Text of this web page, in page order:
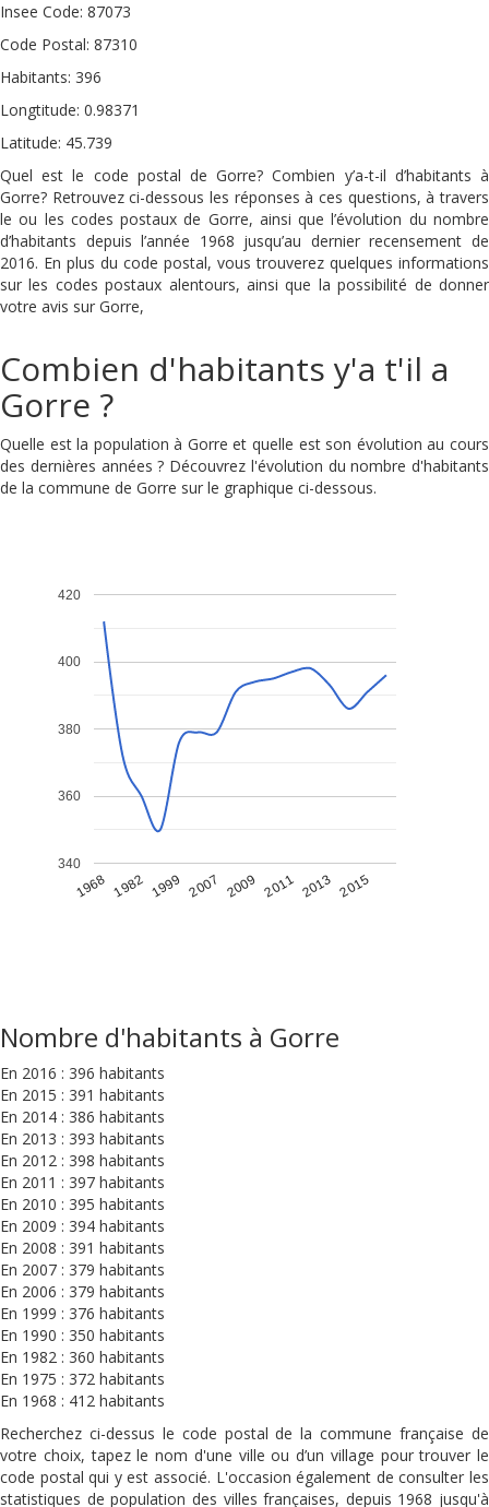
Insee Code: 87073
Code Postal: 87310
Habitants: 396
Longtitude: 0.98371
Latitude: 45.739
Quel est le code postal de Gorre? Combien y’a-t-il d’habitants à
Gorre? Retrouvez ci-dessous les réponses à ces questions, à travers
le ou les codes postaux de Gorre, ainsi que l’évolution du nombre
d’habitants depuis l’année 1968 jusqu’au dernier recensement de
2016. En plus du code postal, vous trouverez quelques informations
sur les codes postaux alentours, ainsi que la possibilité de donner
votre avis sur Gorre,
Combien d'habitants y'a t'il a
Gorre ?
Quelle est la population à Gorre et quelle est son évolution au cours
des dernières années ? Découvrez l'évolution du nombre d'habitants
de la commune de Gorre sur le graphique ci-dessous.
1968 1982 1999 2007 2009 2011 2013 2015
340
360
380
400
420
Nombre d'habitants à Gorre
En 2016 : 396 habitants
En 2015 : 391 habitants
En 2014 : 386 habitants
En 2013 : 393 habitants
En 2012 : 398 habitants
En 2011 : 397 habitants
En 2010 : 395 habitants
En 2009 : 394 habitants
En 2008 : 391 habitants
En 2007 : 379 habitants
En 2006 : 379 habitants
En 1999 : 376 habitants
En 1990 : 350 habitants
En 1982 : 360 habitants
En 1975 : 372 habitants
En 1968 : 412 habitants
Recherchez ci-dessus le code postal de la commune française de
votre choix, tapez le nom d'une ville ou d’un village pour trouver le
code postal qui y est associé. L'occasion également de consulter les
statistiques de population des villes françaises, depuis 1968 jusqu'à